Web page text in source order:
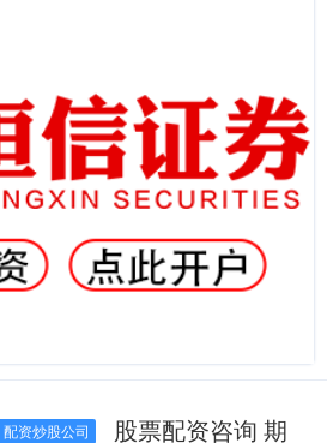
配资炒股公司